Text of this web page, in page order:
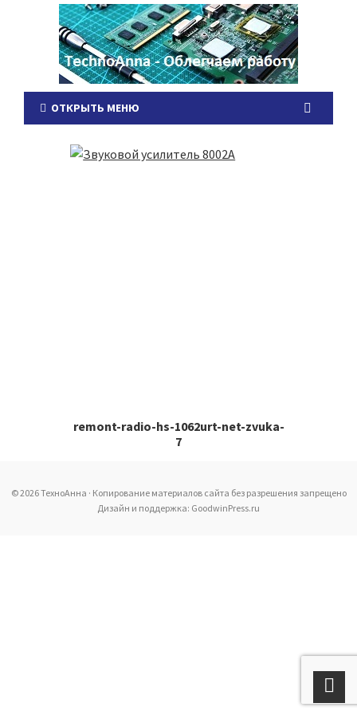
ОТКРЫТЬ МЕНЮ
remont-radio-hs-1062urt-net-zvuka-
7
© 2026 ТехноАнна · Копирование материалов сайта без разрешения запрещено
Дизайн и поддержка: GoodwinPress.ru